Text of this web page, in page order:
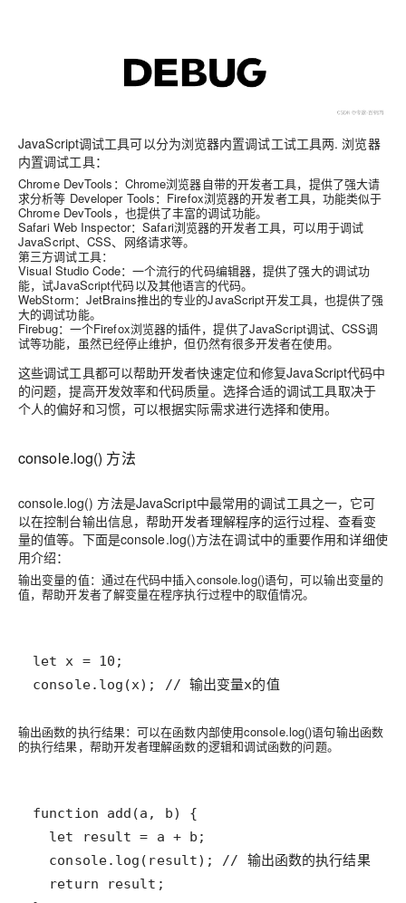
JavaScript调试工具可以分为浏览器内置调试工试工具两. 浏览器
内置调试工具：
Chrome DevTools：Chrome浏览器自带的开发者工具，提供了强大请
求分析等 Developer Tools：Firefox浏览器的开发者工具，功能类似于
Chrome DevTools，也提供了丰富的调试功能。
Safari Web Inspector：Safari浏览器的开发者工具，可以用于调试
JavaScript、CSS、网络请求等。
第三方调试工具：
Visual Studio Code：一个流行的代码编辑器，提供了强大的调试功
能，试JavaScript代码以及其他语言的代码。
WebStorm：JetBrains推出的专业的JavaScript开发工具，也提供了强
大的调试功能。
Firebug：一个Firefox浏览器的插件，提供了JavaScript调试、CSS调
试等功能，虽然已经停止维护，但仍然有很多开发者在使用。
这些调试工具都可以帮助开发者快速定位和修复JavaScript代码中
的问题，提高开发效率和代码质量。选择合适的调试工具取决于
个人的偏好和习惯，可以根据实际需求进行选择和使用。
console.log() 方法
console.log() 方法是JavaScript中最常用的调试工具之一，它可
以在控制台输出信息，帮助开发者理解程序的运行过程、查看变
量的值等。下面是console.log()方法在调试中的重要作用和详细使
用介绍：
输出变量的值：通过在代码中插入console.log()语句，可以输出变量的
值，帮助开发者了解变量在程序执行过程中的取值情况。
console.log(x); // 输出变量x的值
输出函数的执行结果：可以在函数内部使用console.log()语句输出函数
的执行结果，帮助开发者理解函数的逻辑和调试函数的问题。